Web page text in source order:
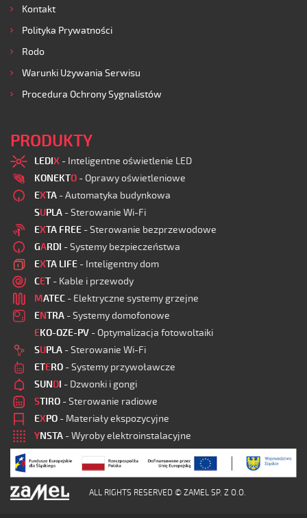
Kontakt
Polityka Prywatności
Rodo
Warunki Używania Serwisu
Procedura Ochrony Sygnalistów
PRODUKTY
LEDIX - Inteligentne oświetlenie LED
KONEKTO - Oprawy oświetleniowe
EXTA - Automatyka budynkowa
SUPLA - Sterowanie Wi-Fi
EXTA FREE - Sterowanie bezprzewodowe
GARDI - Systemy bezpieczeństwa
EXTA LIFE - Inteligentny dom
CET - Kable i przewody
MATEC - Elektryczne systemy grzejne
ENTRA - Systemy domofonowe
EKO-OZE-PV - Optymalizacja fotowoltaiki
SUPLA - Sterowanie Wi-Fi
ETERO - Systemy przywoławcze
SUNDI - Dzwonki i gongi
STIRO - Sterowanie radiowe
EXPO - Materiały ekspozycyjne
YNSTA - Wyroby elektroinstalacyjne
ALL RIGHTS RESERVED © ZAMEL SP. Z O.O.